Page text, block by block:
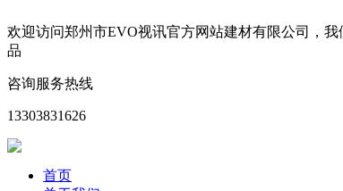
欢迎访问郑州市EVO视讯官方网站建材有限公司，
品
咨询服务热线
13303831626
首页